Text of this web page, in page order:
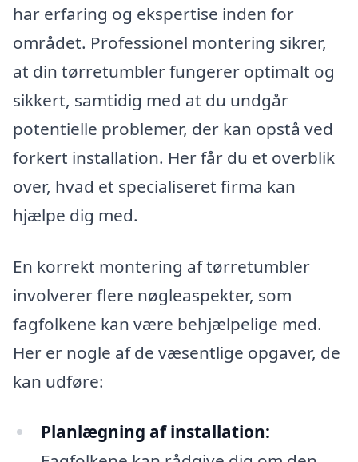
har erfaring og ekspertise inden for
området. Professionel montering sikrer,
at din tørretumbler fungerer optimalt og
sikkert, samtidig med at du undgår
potentielle problemer, der kan opstå ved
forkert installation. Her får du et overblik
over, hvad et specialiseret firma kan
hjælpe dig med.
En korrekt montering af tørretumbler
involverer flere nøgleaspekter, som
fagfolkene kan være behjælpelige med.
Her er nogle af de væsentlige opgaver, de
kan udføre:
Planlægning af installation: